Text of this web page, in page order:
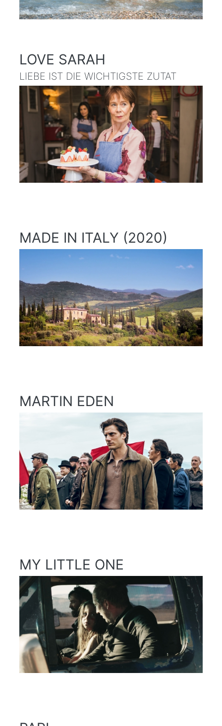
LOVE SARAH
LIEBE IST DIE WICHTIGSTE ZUTAT
MADE IN ITALY (2020)
MARTIN EDEN
MY LITTLE ONE